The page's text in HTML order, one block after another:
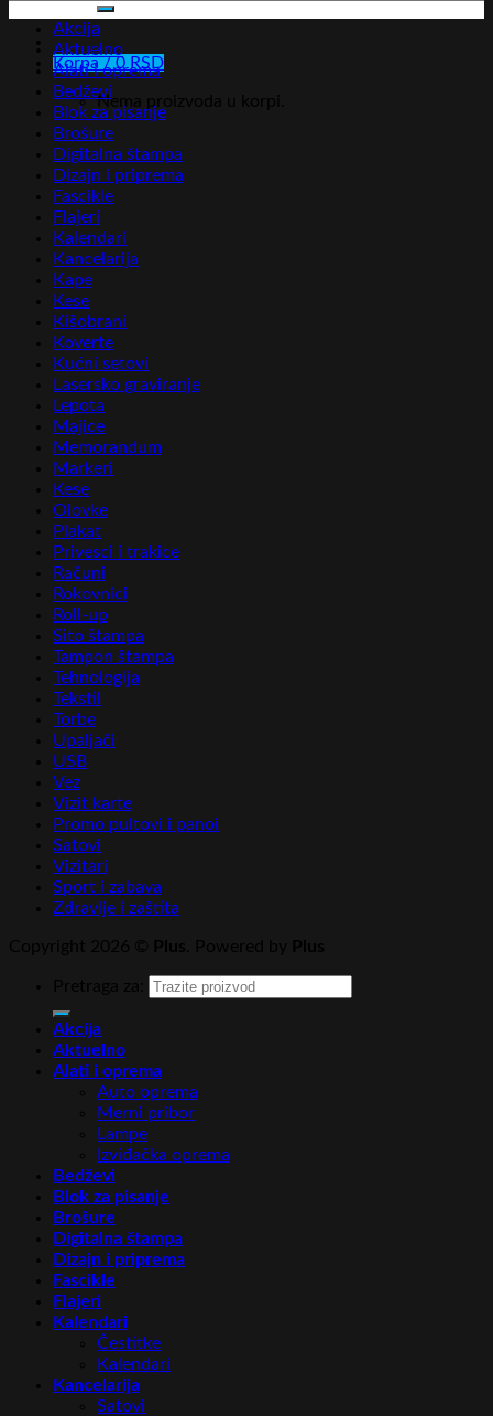
Korpa /0 RSD
Nema proizvoda u korpi.
Akcija
Aktuelno
Alati i oprema
Bedževi
Blok za pisanje
Brošure
Digitalna štampa
Dizajn i priprema
Fascikle
Flajeri
Kalendari
Kancelarija
Kape
Kese
Kišobrani
Koverte
Kućni setovi
Lasersko graviranje
Lepota
Majice
Memorandum
Markeri
Kese
Olovke
Plakat
Privesci i trakice
Računi
Rokovnici
Roll-up
Sito štampa
Tampon štampa
Tehnologija
Tekstil
Torbe
Upaljači
USB
Vez
Vizit karte
Promo pultovi i panoi
Satovi
Vizitari
Sport i zabava
Zdravlje i zaštita
Akcija
Aktuelno
Alati i oprema
Auto oprema
Merni pribor
Lampe
Izviđačka oprema
Bedževi
Blok za pisanje
Brošure
Digitalna štampa
Dizajn i priprema
Fascikle
Flajeri
Kalendari
Čestitke
Kalendari
Kancelarija
Satovi